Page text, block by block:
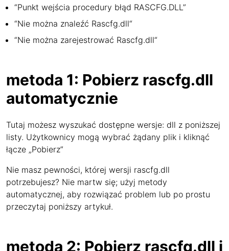
“Punkt wejścia procedury błąd RASCFG.DLL”
“Nie można znaleźć Rascfg.dll“
“Nie można zarejestrować Rascfg.dll“
metoda 1: Pobierz rascfg.dll
automatycznie
Tutaj możesz wyszukać dostępne wersje: dll z poniższej
listy. Użytkownicy mogą wybrać żądany plik i kliknąć
łącze „Pobierz”
Nie masz pewności, której wersji rascfg.dll
potrzebujesz? Nie martw się; użyj metody
automatycznej, aby rozwiązać problem lub po prostu
przeczytaj poniższy artykuł.
metoda 2: Pobierz rascfg.dll i